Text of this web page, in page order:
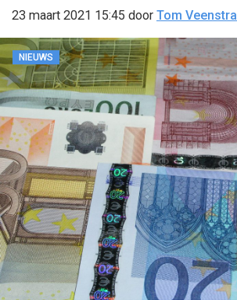
23 maart 2021 15:45 door Tom Veenstra
NIEUWS